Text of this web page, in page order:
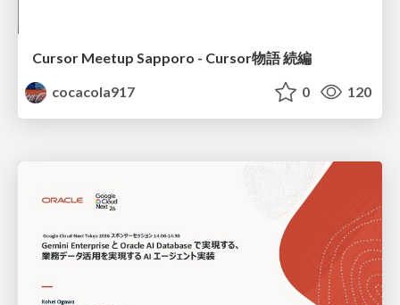
Cursor Meetup Sapporo - Cursor物語 続編
cocacola917
0 120